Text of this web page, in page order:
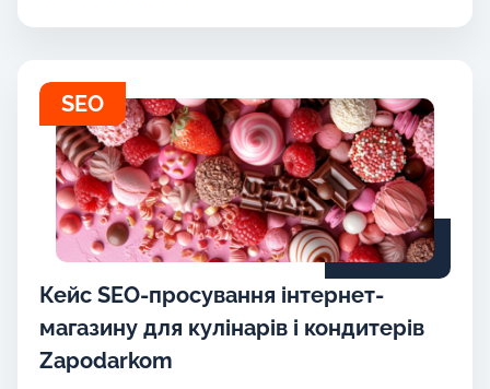
SEO
Кейс SEO-просування інтернет-
магазину для кулінарів і кондитерів
Zapodarkom